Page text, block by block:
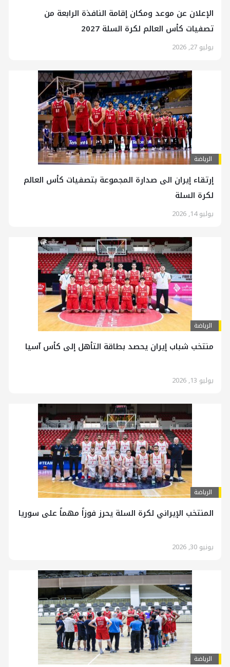
الإعلان عن موعد ومكان إقامة النافذة الرابعة من
تصفيات كأس العالم لكرة السلة 2027
يوليو 27, 2026
الرياضة
إرتقاء إيران الى صدارة المجموعة بتصفيات كأس العالم
لكرة السلة
يوليو 14, 2026
الرياضة
منتخب شباب إيران يحصد بطاقة التأهل إلى كأس آسيا
يوليو 13, 2026
الرياضة
المنتخب الإيراني لكرة السلة يحرز فوزاً مهماً على سوريا
يونيو 30, 2026
الرياضة